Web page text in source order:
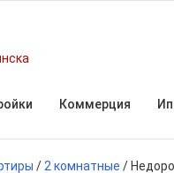
Коммерция
/ 2 комнатные /